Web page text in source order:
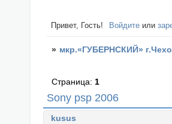
Привет, Гость! Войдите или
» мкр.«ГУБЕРНСКИЙ»
Sony psp 2006
Страница: 1
kusus